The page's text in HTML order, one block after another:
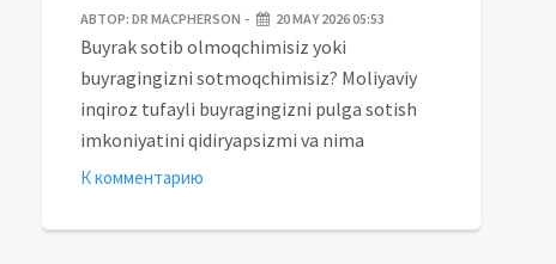
Ekologik muammolarga
nega befarqmiz?
Takror jinoyat sodir
etganlar qismati
АВТОР: DR MACPHERSON 20 MAY 2026 05:53
Buyrak sotib olmoqchimisiz yoki
buyragingizni sotmoqchimisiz? Moliyaviy
inqiroz tufayli buyragingizni pulga sotish
imkoniyatini qidiryapsizmi va nima
К комментарию